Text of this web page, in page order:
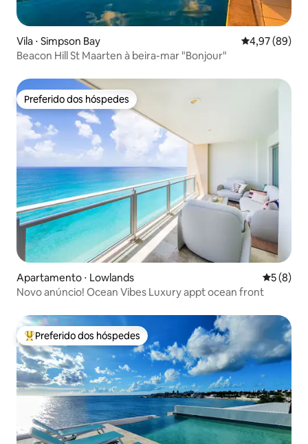
Vila ⋅ Simpson Bay 4,97 de uma
4,97 (89)
Beacon Hill St Maarten à beira-mar "Bonjour"
Preferido dos hóspedes
Preferido dos hóspedes
Apartamento ⋅ Lowlands 5 de
5 (8)
Novo anúncio! Ocean Vibes Luxury appt ocean front
Entre os melhores preferidos dos hóspedes
Preferido dos hóspedes